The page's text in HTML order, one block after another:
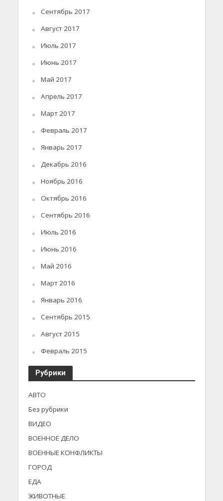
Сентябрь 2017
Август 2017
Июль 2017
Июнь 2017
Май 2017
Апрель 2017
Март 2017
Февраль 2017
Январь 2017
Декабрь 2016
Ноябрь 2016
Октябрь 2016
Сентябрь 2016
Июль 2016
Июнь 2016
Май 2016
Март 2016
Январь 2016
Сентябрь 2015
Август 2015
Февраль 2015
Рубрики
АВТО
Без рубрики
ВИДЕО
ВОЕННОЕ ДЕЛО
ВОЕННЫЕ КОНФЛИКТЫ
ГОРОД
ЕДА
ЖИВОТНЫЕ